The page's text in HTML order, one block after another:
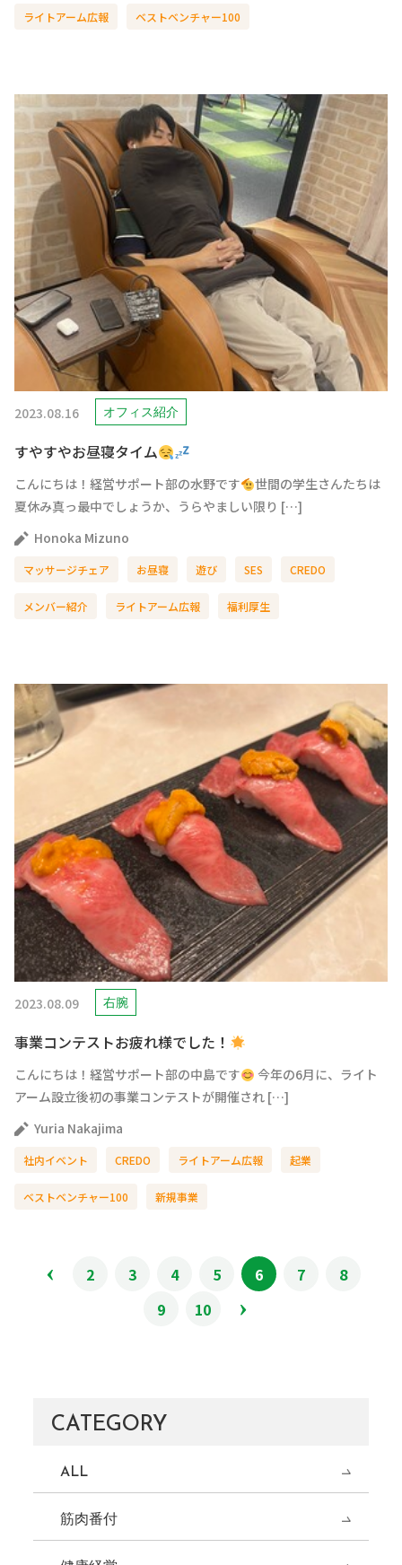
ライトアーム広報 ベストベンチャー100
2023.08.16 オフィス紹介
すやすやお昼寝タイム
こんにちは！経営サポート部の水野です
世間の学生さんたちは
夏休み真っ最中でしょうか、うらやましい限り […]
Honoka Mizuno
マッサージチェア お昼寝 遊び SES CREDO
メンバー紹介 ライトアーム広報 福利厚生
2023.08.09 右腕
事業コンテストお疲れ様でした！
こんにちは！経営サポート部の中島です
今年の6月に、ライト
アーム設立後初の事業コンテストが開催され […]
Yuria Nakajima
社内イベント CREDO ライトアーム広報 起業
ベストベンチャー100 新規事業
2 3 4 5 6 7
8
9
10
CATEGORY
ALL
筋肉番付